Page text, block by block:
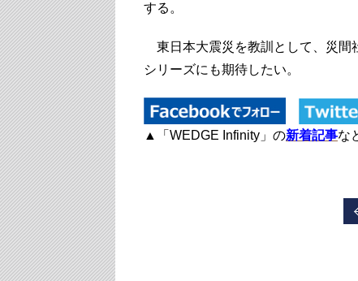
する。
東日本大震災を教訓として、災間
シリーズにも期待したい。
▲「WEDGE Infinity」の新着記事な